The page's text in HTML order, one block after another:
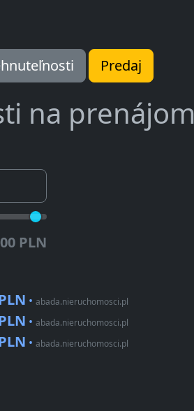
Predaj
na prenájom
PLN
• abada.nieruchomosci.pl
• abada.nieruchomosci.pl
• abada.nieruchomosci.pl